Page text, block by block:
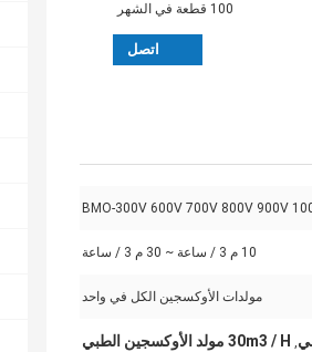
100 قطعة في الشهر
اتصل
BMO-300V 600V 700V 800V 900V
10 م 3 / ساعة ~ 30 م 3 / ساعة
مولدات الأوكسجين الكل في واحد
, 30m3 / H مولد الأوكسجين الطبي